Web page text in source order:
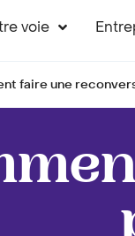
voie
faire une